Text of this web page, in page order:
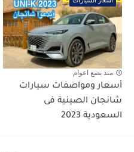
منذ بضع اعوام
أسعار ومواصفات سيارات
شانجان الصينية فى
السعودية 2023